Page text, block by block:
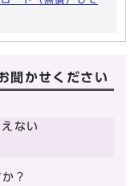
聞かせください
ない
？